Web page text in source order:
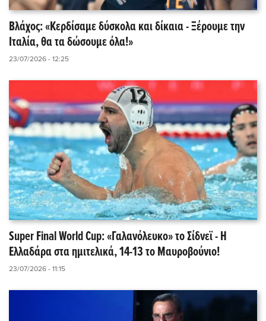
Βλάχος: «Κερδίσαμε δύσκολα και δίκαια - Ξέρουμε την
Ιταλία, θα τα δώσουμε όλα!»
23/07/2026 - 12:25
Super Final World Cup: «Γαλανόλευκο» το Σίδνεϊ - Η
Ελλαδάρα στα ημιτελικά, 14-13 το Μαυροβούνιο!
23/07/2026 - 11:15